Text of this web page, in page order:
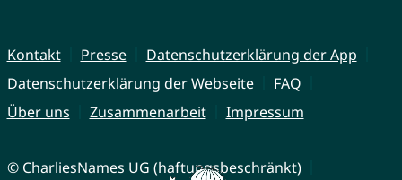
Kontakt Presse
Datenschutzerklärung der App
Datenschutzerklärung der Webseite
FAQ
Über uns
Zusammenarbeit Impressum
© CharliesNames UG (haftungsbeschränkt)